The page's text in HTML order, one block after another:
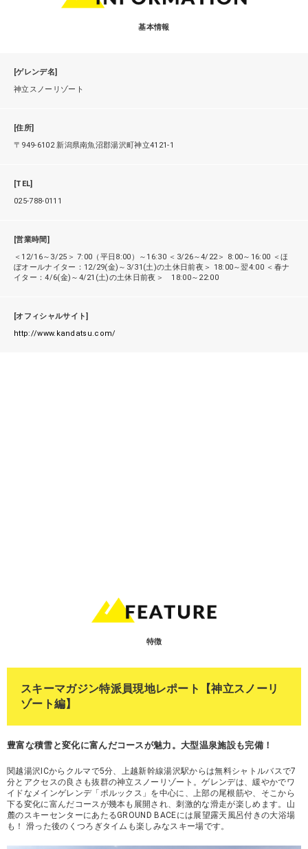
基本情報
[ゲレンデ名]
神立スノーリゾート
[住所]
〒949-6102 新潟県南魚沼郡湯沢町神立4121-1
[TEL]
025-788-0111
[営業時間]
＜12/16～3/25＞ 7:00（平日8:00）～16:30 ＜3/26～4/22＞ 8:00～16:00 ＜ほ
ぼオールナイター：12/29(金)～3/31(土)の土休日前夜＞ 18:00～翌4:00 ＜春ナ
イター：4/6(金)～4/21(土)の土休日前夜＞ 18:00～22:00
[オフィシャルサイト]
http://www.kandatsu.com/
特徴
スキーマガジン特派員現地レポート【神立スノーリ
ゾート編】
豊富な積雪と変化に富んだコースが魅力。大型温泉施設も完備！
関越湯沢ICからクルマで5分、上越新幹線湯沢駅からは無料シャトルバスで7
分とアクセスの良さも抜群の神立スノーリゾート。ゲレンデは、緩やかでワ
イドなメインゲレンデ「ポルックス」を中心に、上部の尾根筋や、そこから
下る変化に富んだコースが幾本も展開され、刺激的な滑走が楽しめます。山
麓のスキーセンターにあたるGROUND BACEには展望露天風呂付きの大浴場
も！ 滑った後のくつろぎタイムも楽しみなスキー場です。